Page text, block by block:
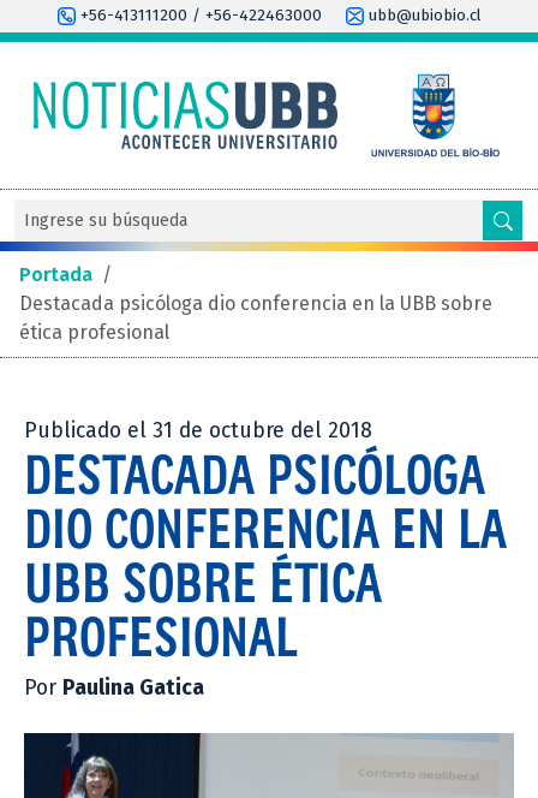
+56-413111200 / +56-422463000 ubb@ubiobio.cl
Portada /
Destacada psicóloga dio conferencia en la UBB sobre
ética profesional
Publicado el 31 de octubre del 2018
DESTACADA PSICÓLOGA
DIO CONFERENCIA EN LA
UBB SOBRE ÉTICA
PROFESIONAL
Por Paulina Gatica